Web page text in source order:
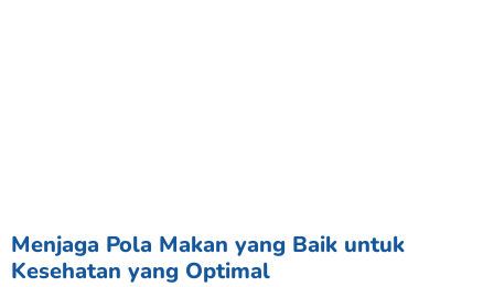
Menjaga Pola Makan yang Baik untuk
Kesehatan yang Optimal